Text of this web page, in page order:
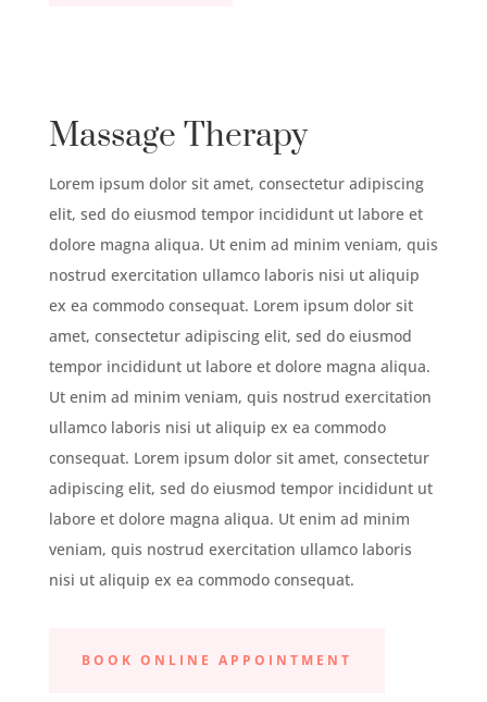
Massage Therapy
Lorem ipsum dolor sit amet, consectetur adipiscing
elit, sed do eiusmod tempor incididunt ut labore et
dolore magna aliqua. Ut enim ad minim veniam, quis
nostrud exercitation ullamco laboris nisi ut aliquip
ex ea commodo consequat. Lorem ipsum dolor sit
amet, consectetur adipiscing elit, sed do eiusmod
tempor incididunt ut labore et dolore magna aliqua.
Ut enim ad minim veniam, quis nostrud exercitation
ullamco laboris nisi ut aliquip ex ea commodo
consequat. Lorem ipsum dolor sit amet, consectetur
adipiscing elit, sed do eiusmod tempor incididunt ut
labore et dolore magna aliqua. Ut enim ad minim
veniam, quis nostrud exercitation ullamco laboris
nisi ut aliquip ex ea commodo consequat.
BOOK ONLINE APPOINTMENT